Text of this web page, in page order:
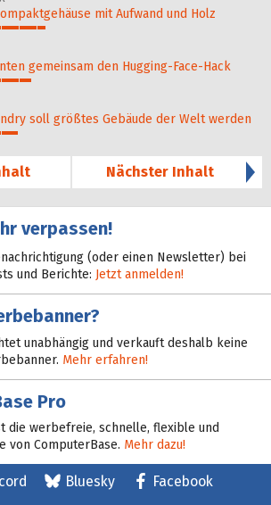
mit Aufwand und Holz
gemein­sam den Hugging-Face-Hack
soll größ­tes Gebäude der Welt werden
Nächster Inhalt
verpassen!
(oder einen Newsletter) bei
und Berichte: Jetzt anmelden!
unabhängig und verkauft deshalb keine
Mehr erfahren!
Pro
die werbefreie, schnelle, flexible und
von ComputerBase. Mehr dazu!
Bluesky Facebook